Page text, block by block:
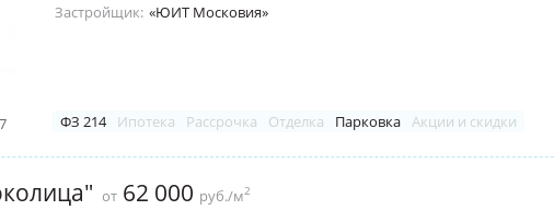
Застройщик: «ЮИТ Московия»
ФЗ 214 Ипотека Рассрочка Отделка Парковка Акции и скидки
от 62 000 руб./м2